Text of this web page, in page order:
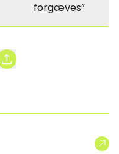
forgæves”